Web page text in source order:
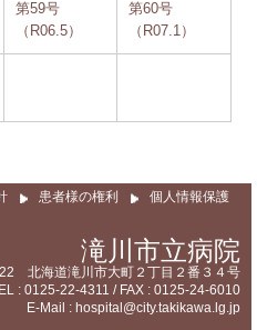
第59号
（R06.5）
第60号
（R07.1）
患者様の権利
個人情報保護
滝川市立病院
北海道滝川市大町２丁目２番３４号
: 0125-22-4311 / FAX : 0125-24-6010
E-Mail : hospital@city.takikawa.lg.jp